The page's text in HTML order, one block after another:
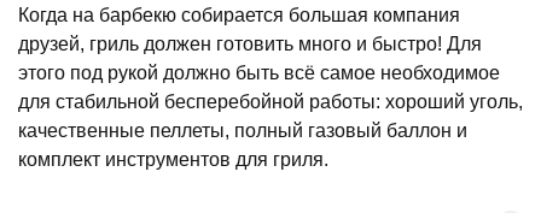
Когда на барбекю собирается большая компания
друзей, гриль должен готовить много и быстро! Для
этого под рукой должно быть всё самое необходимое
для стабильной бесперебойной работы: хороший уголь,
качественные пеллеты, полный газовый баллон и
комплект инструментов для гриля.